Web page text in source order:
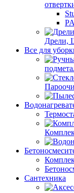
Дрели,
Все для
Сантехника